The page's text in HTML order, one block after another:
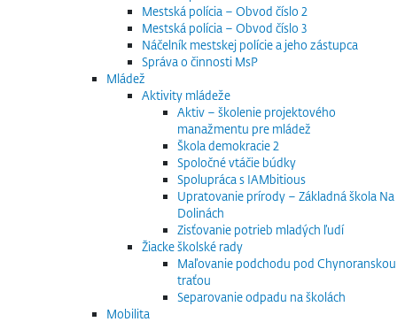
Mestská polícia – Obvod číslo 2
Mestská polícia – Obvod číslo 3
Náčelník mestskej polície a jeho zástupca
Správa o činnosti MsP
Mládež
Aktivity mládeže
Aktiv – školenie projektového
manažmentu pre mládež
Škola demokracie 2
Spoločné vtáčie búdky
Spolupráca s IAMbitious
Upratovanie prírody – Základná škola Na
Dolinách
Zisťovanie potrieb mladých ľudí
Žiacke školské rady
Maľovanie podchodu pod Chynoranskou
traťou
Separovanie odpadu na školách
Mobilita